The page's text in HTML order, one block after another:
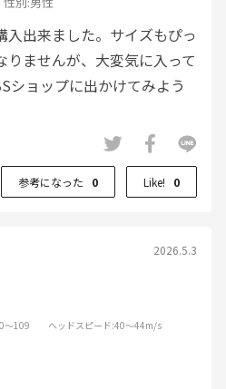
出来ました。サイズもぴっ
りませんが、大変気に入って
ショップに出かけてみよう
参考になった 0 Like! 0
2026.5.3
～109 ヘッドスピード:40～44m/s